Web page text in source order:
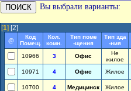
Вы выбрали варианты:
[1] [2]
@
Код
Помещ.
Кол.
комн.
Тип поме
-щения
Тип зда
-ния
10966
3 Офис
Не
жилое
10971 4 Офис Жилое
10700 4 Медицинск Жилое